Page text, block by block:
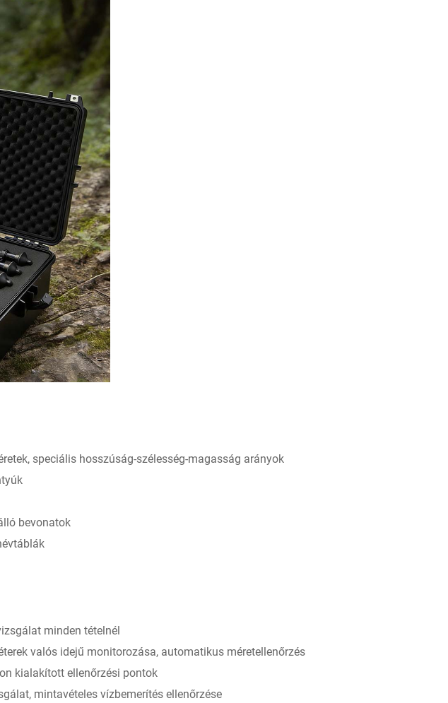
speciális hosszúság-szélesség-magasság arányok
bevonatok
minden tételnél
valós idejű monitorozása, automatikus méretellenőrzés
kialakított ellenőrzési pontok
mintavételes vízbemerítés ellenőrzése